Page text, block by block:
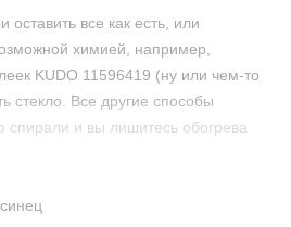
оставить все как есть, или
химией, например,
KUDO 11596419 (ну или чем-то
стекло. Все другие способы
спирали и вы лишитесь обогрева